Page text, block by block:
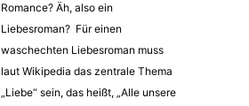
Romance? Äh, also ein
Liebesroman? Für einen
waschechten Liebesroman muss
laut Wikipedia das zentrale Thema
„Liebe“ sein, das heißt, „Alle unsere